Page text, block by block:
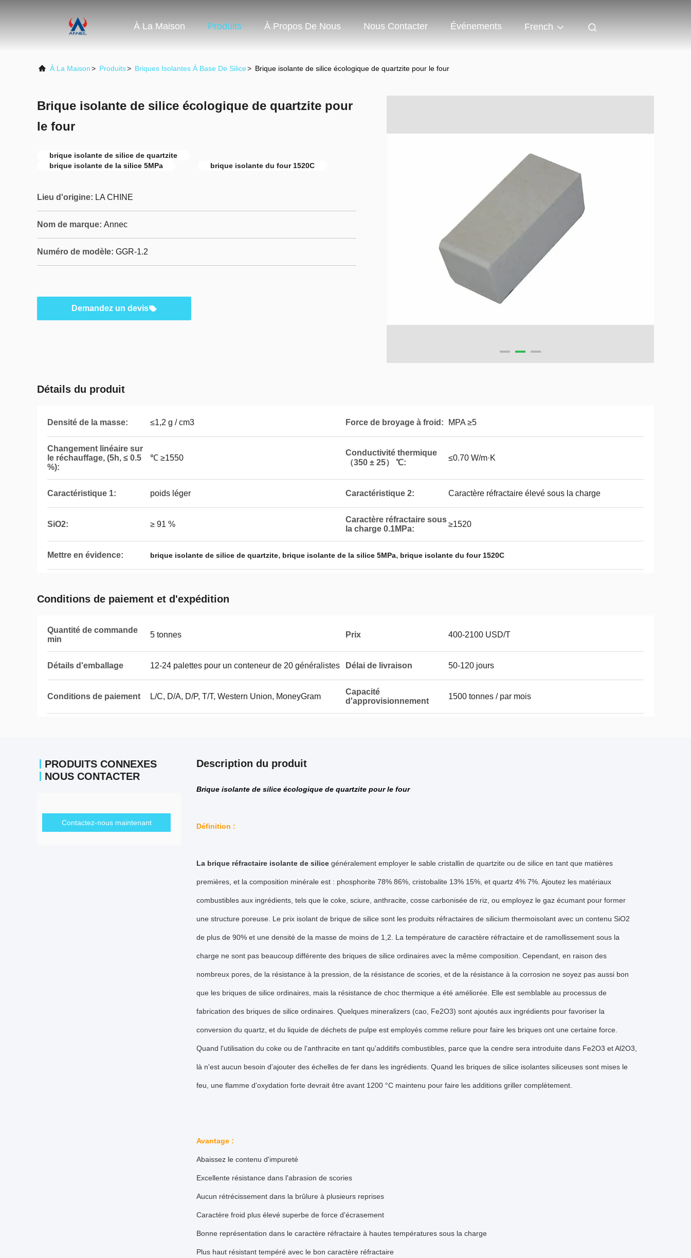
À La Maison Produits À Propos De Nous Nous Contacter Événements French
À La Maison> Produits> Briques Isolantes À Base De Silice> Brique isolante de silice écologique de quartzite pour le four
Brique isolante de silice écologique de quartzite pour
le four
brique isolante de silice de quartzite
brique isolante de la silice 5MPa
brique isolante du four 1520C
Lieu d'origine: LA CHINE
Nom de marque: Annec
Numéro de modèle: GGR-1.2
Demandez un devis
Détails du produit
Densité de la masse: ≤1,2 g / cm3 Force de broyage à froid: MPA ≥5
Changement linéaire sur
le réchauffage, (5h, ≤ 0.5
%):
℃ ≥1550
Conductivité thermique
（350 ± 25） ℃:
≤0.70 W/m·K
Caractéristique 1: poids léger Caractéristique 2: Caractère réfractaire élevé sous la charge
SiO2: ≥ 91 %
Caractère réfractaire sous
la charge 0.1MPa:
≥1520
Mettre en évidence: brique isolante de silice de quartzite, brique isolante de la silice 5MPa, brique isolante du four 1520C
Conditions de paiement et d'expédition
Quantité de commande
min
5 tonnes Prix 400-2100 USD/T
Détails d'emballage 12-24 palettes pour un conteneur de 20 généralistes Délai de livraison 50-120 jours
Conditions de paiement L/C, D/A, D/P, T/T, Western Union, MoneyGram
Capacité
d'approvisionnement
1500 tonnes / par mois
PRODUITS CONNEXES
NOUS CONTACTER
Contactez-nous maintenant
Description du produit
Brique isolante de silice écologique de quartzite pour le four
Définition :
La brique réfractaire isolante de silice généralement employer le sable cristallin de quartzite ou de silice en tant que matières
premières, et la composition minérale est : phosphorite 78% 86%, cristobalite 13% 15%, et quartz 4% 7%. Ajoutez les matériaux
combustibles aux ingrédients, tels que le coke, sciure, anthracite, cosse carbonisée de riz, ou employez le gaz écumant pour former
une structure poreuse. Le prix isolant de brique de silice sont les produits réfractaires de silicium thermoisolant avec un contenu SiO2
de plus de 90% et une densité de la masse de moins de 1,2. La température de caractère réfractaire et de ramollissement sous la
charge ne sont pas beaucoup différente des briques de silice ordinaires avec la même composition. Cependant, en raison des
nombreux pores, de la résistance à la pression, de la résistance de scories, et de la résistance à la corrosion ne soyez pas aussi bon
que les briques de silice ordinaires, mais la résistance de choc thermique a été améliorée. Elle est semblable au processus de
fabrication des briques de silice ordinaires. Quelques mineralizers (cao, Fe2O3) sont ajoutés aux ingrédients pour favoriser la
conversion du quartz, et du liquide de déchets de pulpe est employés comme reliure pour faire les briques ont une certaine force.
Quand l'utilisation du coke ou de l'anthracite en tant qu'additifs combustibles, parce que la cendre sera introduite dans Fe2O3 et Al2O3,
là n'est aucun besoin d'ajouter des échelles de fer dans les ingrédients. Quand les briques de silice isolantes siliceuses sont mises le
feu, une flamme d'oxydation forte devrait être avant 1200 °C maintenu pour faire les additions griller complètement.
Avantage :
Abaissez le contenu d'impureté
Excellente résistance dans l'abrasion de scories
Aucun rétrécissement dans la brûlure à plusieurs reprises
Caractère froid plus élevé superbe de force d'écrasement
Bonne représentation dans le caractère réfractaire à hautes températures sous la charge
Plus haut résistant tempéré avec le bon caractère réfractaire